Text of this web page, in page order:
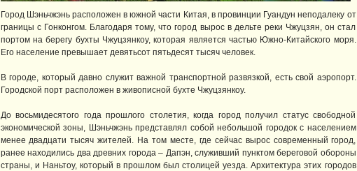
Город Шэньчжэнь расположен в южной части Китая, в провинции Гуандун неподалеку от
границы с Гонконгом. Благодаря тому, что город вырос в дельте реки Чжуцзян, он стал
портом на берегу бухты Чжуцзянкоу, которая является частью Южно-Китайского моря.
Его население превышает девятьсот пятьдесят тысяч человек.
В городе, который давно служит важной транспортной развязкой, есть свой аэропорт.
Городской порт расположен в живописной бухте Чжуцзянкоу.
До восьмидесятого года прошлого столетия, когда город получил статус свободной
экономической зоны, Шэньчжэнь представлял собой небольшой городок с населением
менее двадцати тысяч жителей. На том месте, где сейчас вырос современный город,
ранее находились два древних города – Дапэн, служивший пунктом береговой обороны
страны, и Наньтоу, который в прошлом был столицей уезда. Архитектура этих городов